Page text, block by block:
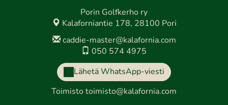
Porin Golfkerho ry
Kalaforniantie 178, 28100 Pori
caddie-master@kalafornia.com
050 574 4975
Lähetä WhatsApp-viesti
Toimisto toimisto@kalafornia.com